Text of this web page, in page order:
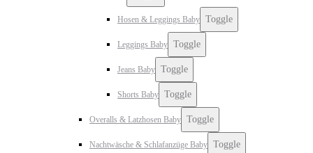
Hosen & Leggings Baby Toggle
Leggings Baby Toggle
Jeans Baby Toggle
Shorts Baby Toggle
Overalls & Latzhosen Baby Toggle
Nachtwäsche & Schlafanzüge Baby Toggle